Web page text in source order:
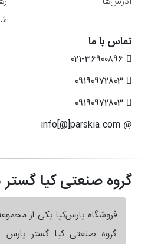
تماس با ما
گروه صنعتی کیا
فروشگاه پارس‌کیا یکی از
گروه صنعتی کیا گستر